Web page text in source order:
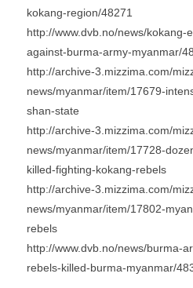
kokang-region/48271
http://www.dvb.no/news/kokang-
against-burma-army-myanmar/
http://archive-3.mizzima.com/
news/myanmar/item/17679-
shan-state
http://archive-3.mizzima.com/
news/myanmar/item/17728-
killed-fighting-kokang-rebels
http://archive-3.mizzima.com/
news/myanmar/item/17802-
rebels
http://www.dvb.no/news/burma-
rebels-killed-burma-myanmar/